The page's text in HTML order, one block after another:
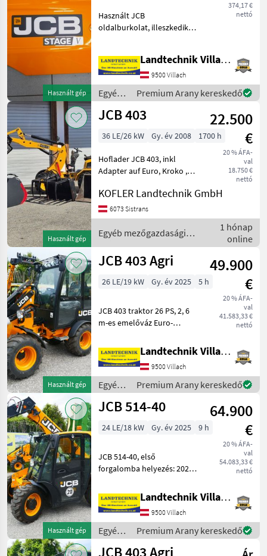
403
Smart
Power
MARKETPLACE
Marketplace
Kereskedői
ajánlatok
Használt gép
374,17 €
nettó
Használt JCB
oldalburkolat, illeszkedik a
401/C8290 (burkolat),
332/A6914 (vázburkolat),
Villach-i raktárból, azonnal
elérhe
Landtechnik Villach GmbH
9500 Villach
Egyéb
mezőgazdasági
erőgépek
Premium Arany kereskedő
Használt gép
JCB 403
22.500
€
20 % ÁFA-
val
18.750 €
nettó
36 LE/26 kW Gy. év 2008 1700 h
Hoflader JCB 403, inkl
Adapter auf Euro, Kroko ,
Palettengabel ,
Leichgutschaufel Pót-
hidraulikakör, Gyorsváltó-
keretek Egyéb
KOFLER Landtechnik GmbH
6073 Sistrans
Egyéb mezőgazdasági
erőgépek / JCB
1 hónap
online
Használt gép
JCB 403 Agri
49.900
€
20 % ÁFA-
val
41.583,33 €
nettó
26 LE/19 kW Gy. év 2025 5 h
JCB 403 traktor 26 PS, 2, 6
m-es emelőváz Euro-
vezérlőkör, nyomásmentes
visszatérő rendszer elöl,
egykaros joystick, 2
fokozatú hidrosztatikus
hajtá
Landtechnik Villach GmbH
9500 Villach
Egyéb
mezőgazdasági
erőgépek
Premium Arany kereskedő
Használt gép
JCB 514-40
64.900
€
20 % ÁFA-
val
54.083,33 €
nettó
24 LE/18 kW Gy. év 2025 9 h
JCB 514-40, első
forgalomba helyezés: 2026,
emelési magasság, EURO-
csatlakozóval és
hidraulikus
szerszámreteszeléssel, 3.
vonal a teleszkópos
Landtechnik Villach GmbH
9500 Villach
Egyéb
mezőgazdasági
Premium Arany kereskedő
JCB 403 Agri